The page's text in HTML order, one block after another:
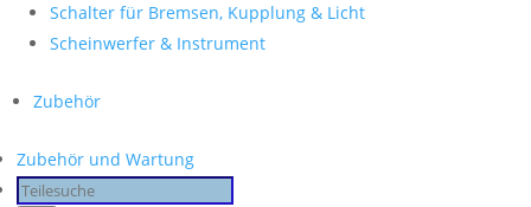
Schalter für Bremsen, Kupplung & Licht
Scheinwerfer & Instrument
Zubehör
Zubehör und Wartung
Products